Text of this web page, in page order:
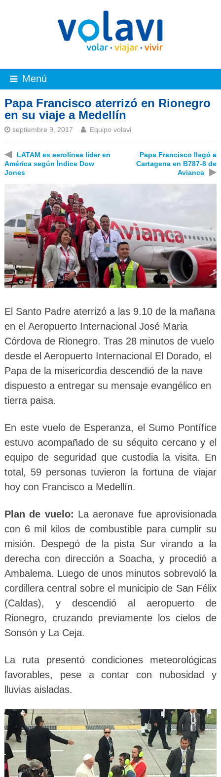
Menú
Papa Francisco aterrizó en Rionegro
en su viaje a Medellín
septiembre 9, 2017 Equipo volavi
◀
LATAM es aerolínea líder en
América según Índice Dow
Jones
Papa Francisco llegó a
Cartagena en B787-8 de
Avianca
▶
El Santo Padre aterrizó a las 9.10 de la mañana
en el Aeropuerto Internacional José Maria
Córdova de Rionegro. Tras 28 minutos de vuelo
desde el Aeropuerto Internacional El Dorado, el
Papa de la misericordia descendió de la nave
dispuesto a entregar su mensaje evangélico en
tierra paisa.
En este vuelo de Esperanza, el Sumo Pontífice
estuvo acompañado de su séquito cercano y el
equipo de seguridad que custodia la visita. En
total, 59 personas tuvieron la fortuna de viajar
hoy con Francisco a Medellín.
Plan de vuelo: La aeronave fue aprovisionada
con 6 mil kilos de combustible para cumplir su
misión. Despegó de la pista Sur virando a la
derecha con dirección a Soacha, y procedió a
Ambalema. Luego de unos minutos sobrevoló la
cordillera central sobre el municipio de San Félix
(Caldas), y descendió al aeropuerto de
Rionegro, cruzando previamente los cielos de
Sonsón y La Ceja.
La ruta presentó condiciones meteorológicas
favorables, pese a contar con nubosidad y
lluvias aisladas.